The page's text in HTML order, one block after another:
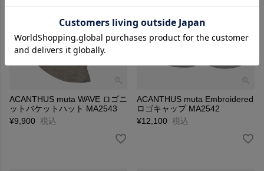
ACANTHUS muta WAVE ロゴニ
ットバケットハット MA2543
¥9,900 税込
ACANTHUS muta Embroidered
ロゴキャップ MA2542
¥12,100 税込